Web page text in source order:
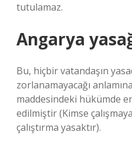
tutulamaz.
Angarya
Bu, hiçbir vatandaşın
zorlanamayacağı
maddesindeki hükümde
edilmiştir (Kimse
çalıştırma yasaktır).